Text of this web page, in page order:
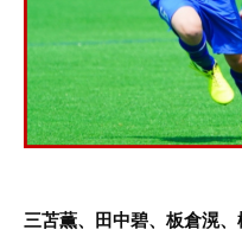
o
o
k
三苫薫、田中碧、板倉滉